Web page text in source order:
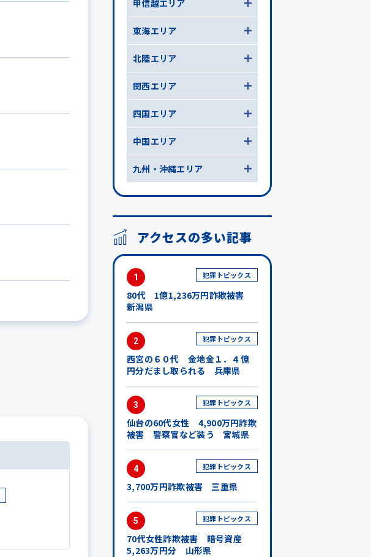
甲信越エリア
東海エリア
北陸エリア
関西エリア
四国エリア
中国エリア
九州・沖縄エリア
アクセスの多い記事
1 犯罪トピックス
80代 1億1,236万円詐欺被害
新潟県
2 犯罪トピックス
西宮の６０代 金地金１．４億
円分だまし取られる 兵庫県
3 犯罪トピックス
仙台の60代女性 4,900万円詐欺
被害 警察官など装う 宮城県
4 犯罪トピックス
3,700万円詐欺被害 三重県
5 犯罪トピックス
70代女性詐欺被害 暗号資産
5,263万円分 山形県